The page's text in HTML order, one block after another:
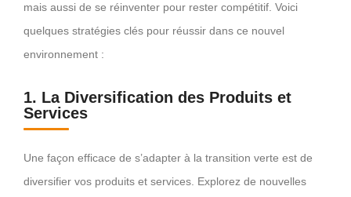
mais aussi de se réinventer pour rester compétitif. Voici
quelques stratégies clés pour réussir dans ce nouvel
environnement :
1. La Diversification des Produits et
Services
Une façon efficace de s’adapter à la transition verte est de
diversifier vos produits et services. Explorez de nouvelles